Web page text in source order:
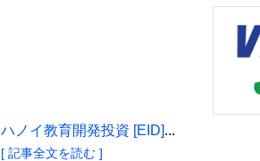
ハノイ教育開発投資 [EID]...
[ 記事全文を読む ]